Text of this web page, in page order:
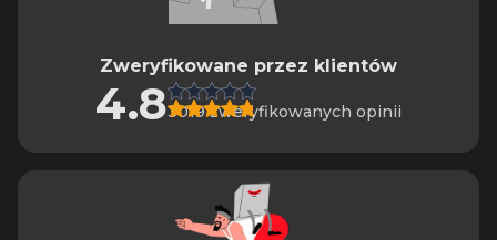
Zweryfikowane przez klientów
4.83019 zweryfikowanych opinii